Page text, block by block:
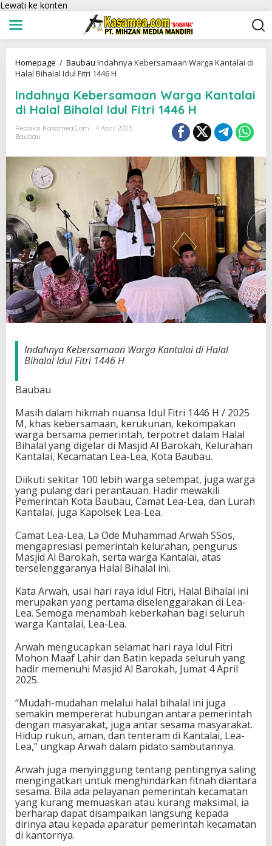
Lewati ke konten
Homepage / Baubau Indahnya Kebersamaan Warga Kantalai di
Halal Bihalal Idul Fitri 1446 H
Indahnya Kebersamaan Warga Kantalai
di Halal Bihalal Idul Fitri 1446 H
Redaksi Kasamea.com
4 April 2025
Baubau
Indahnya Kebersamaan Warga Kantalai di Halal
Bihalal Idul Fitri 1446 H
Baubau
Masih dalam hikmah nuansa Idul Fitri 1446 H / 2025
M, khas kebersamaan, kerukunan, kekompakan
warga bersama pemerintah, terpotret dalam Halal
Bihalal yang digelar di Masjid Al Barokah, Kelurahan
Kantalai, Kecamatan Lea-Lea, Kota Baubau.
Diikuti sekitar 100 lebih warga setempat, juga warga
yang pulang dari perantauan. Hadir mewakili
Pemerintah Kota Baubau, Camat Lea-Lea, dan Lurah
Kantalai, juga Kapolsek Lea-Lea.
Camat Lea-Lea, La Ode Muhammad Arwah SSos,
mengapresiasi pemerintah kelurahan, pengurus
Masjid Al Barokah, serta warga Kantalai, atas
terselenggaranya Halal Bihalal ini.
Kata Arwah, usai hari raya Idul Fitri, Halal Bihalal ini
merupakan yang pertama diselenggarakan di Lea-
Lea. Semoga menambah keberkahan bagi seluruh
warga Kantalai, Lea-Lea.
Arwah mengucapkan selamat hari raya Idul Fitri
Mohon Maaf Lahir dan Batin kepada seluruh yang
hadir memenuhi Masjid Al Barokah, Jumat 4 April
2025.
“Mudah-mudahan melalui halal bihalal ini juga
semakin mempererat hubungan antara pemerintah
dengan masyarakat, juga antar sesama masyarakat.
Hidup rukun, aman, dan tenteram di Kantalai, Lea-
Lea,” ungkap Arwah dalam pidato sambutannya.
Arwah juga menyinggung tentang pentingnya saling
mengingatkan untuk menghindarkan fitnah diantara
sesama. Bila ada pelayanan pemerintah kecamatan
yang kurang memuaskan atau kurang maksimal, ia
berharap dapat disampaikan langsung kepada
dirinya atau kepada aparatur pemerintah kecamatan
di kantornya.